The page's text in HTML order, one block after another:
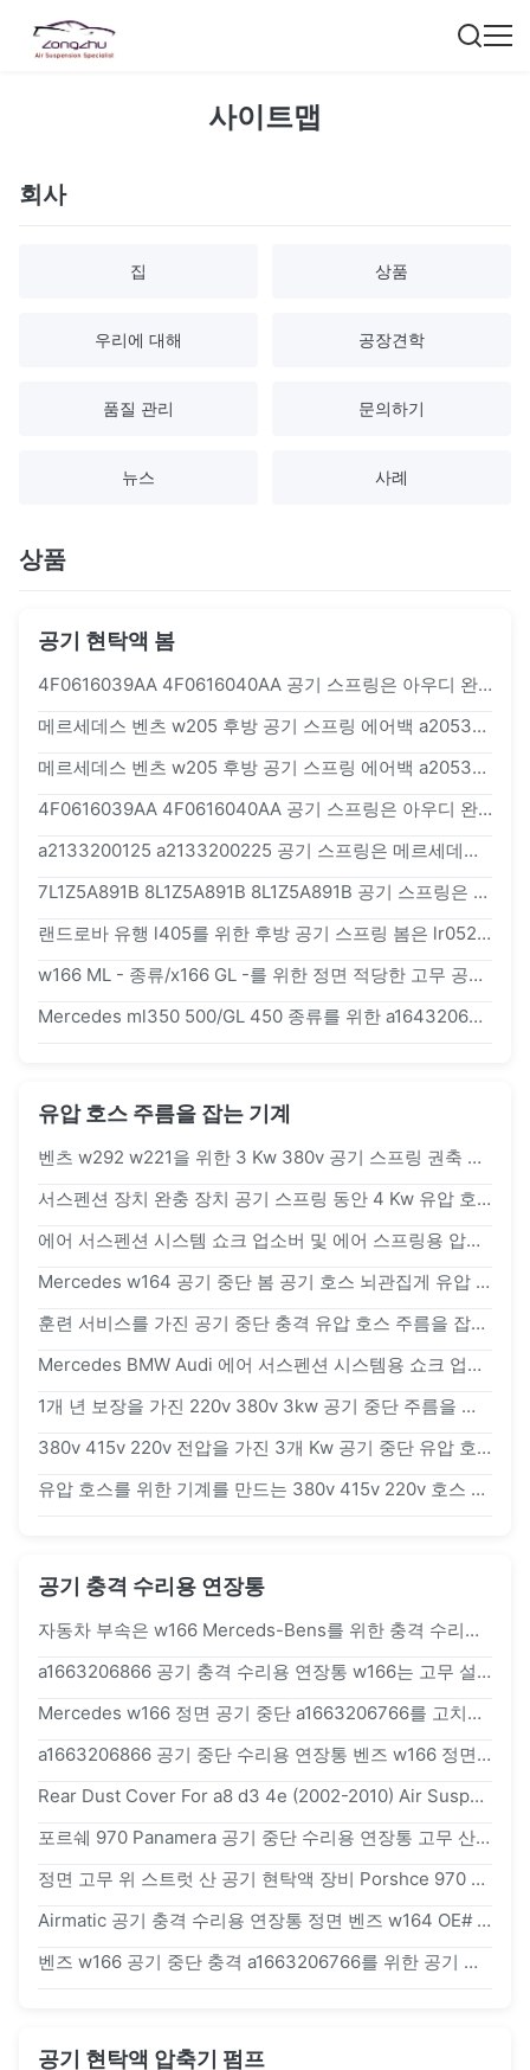
사이트맵
회사
집 상품
우리에 대해 공장견학
품질 관리 문의하기
뉴스 사례
상품
공기 현탁액 봄
4F0616039AA 4F0616040AA 공기 스프링은 아우디 완충 장치 a6 c6 전면으로 뛰어 오릅니다
메르세데스 벤츠 w205 후방 공기 스프링 에어백 a2053200725 a2053200825
메르세데스 벤츠 w205 후방 공기 스프링 에어백 a2053200725 a2053200825
4F0616039AA 4F0616040AA 공기 스프링은 아우디 완충 장치 a6 c6 전면으로 뛰어 오릅니다
a2133200125 a2133200225 공기 스프링은 메르세데스 w213으로 뛰어 오릅니다
7L1Z5A891B 8L1Z5A891B 8L1Z5A891B 공기 스프링은 링컨 네비게이터 포드 엑스페디션 2007-2012로 뛰어 오릅니다
랜드로바 유행 l405를 위한 후방 공기 스프링 봄은 lr052171을 남겼습니다
w166 ML - 종류/x166 GL -를 위한 정면 적당한 고무 공기 스프링 종류 1663201413
Mercedes ml350 500/GL 450 종류를 위한 a1643206013 a1643206113 공기 중단 봄
유압 호스 주름을 잡는 기계
벤츠 w292 w221을 위한 3 Kw 380v 공기 스프링 권축 기계
서스펜션 장치 완충 장치 공기 스프링 동안 4 Kw 유압 호스 권축 기계
에어 서스펜션 시스템 쇼크 업소버 및 에어 스프링용 압착기
Mercedes w164 공기 중단 봄 공기 호스 뇌관집게 유압 관 뇌관집게
훈련 서비스를 가진 공기 중단 충격 유압 호스 주름을 잡는 기계
Mercedes BMW Audi 에어 서스펜션 시스템용 쇼크 업소버 수리 및 압착 기계 제작
1개 년 보장을 가진 220v 380v 3kw 공기 중단 주름을 잡는 기계
380v 415v 220v 전압을 가진 3개 Kw 공기 중단 유압 호스 주름을 잡는 기계
유압 호스를 위한 기계를 만드는 380v 415v 220v 호스 관은 놓인 거푸집을 지정했습니다
공기 충격 수리용 연장통
자동차 부속은 w166 Merceds-Bens를 위한 충격 수리용 연장통을 w166 a1643201204 a2213201704 바람쐽니다
a1663206866 공기 충격 수리용 연장통 w166는 고무 설치/자동 예비 품목을 낮춥니다
Mercedes w166 정면 공기 중단 a1663206766를 고치기를 위한 더 낮은 고무 설치 공기 충격 수리용 연장통
a1663206866 공기 중단 수리용 연장통 벤즈 w166 정면 공기 중단 완충기를 위한 위 스트럿 산.
Rear Dust Cover For a8 d3 4e (2002-2010) Air Suspension Shock Repair Parts New
포르쉐 970 Panamera 공기 중단 수리용 연장통 고무 산 부시 정면 97034305115 97034305215
정면 고무 위 스트럿 산 공기 현탁액 장비 Porshce 970 Panamera 97034305215 97034305115
Airmatic 공기 충격 수리용 연장통 정면 벤즈 w164 OE# a1643206013를 위한 위 스트럿 산
벤즈 w166 공기 중단 충격 a1663206766를 위한 공기 중단 부속 정면 고무 부시 산
공기 현탁액 압축기 펌프